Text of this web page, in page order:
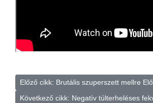
Előző cikk: Brutális szuperszett mellre
Következő cikk: Negatív túlterheléses